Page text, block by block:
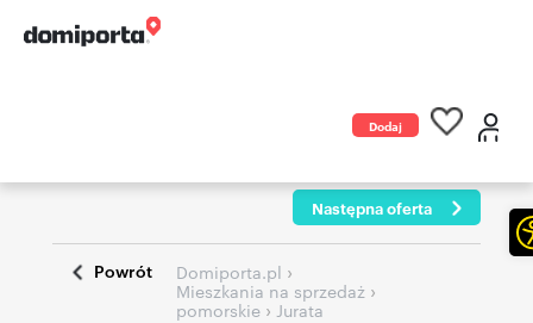
Dodaj
Następna oferta
Powrót Domiporta.pl ›
Mieszkania na sprzedaż ›
pomorskie › Jurata